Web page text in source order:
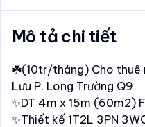
Mô tả chi tiết
☘️(10tr/tháng) Cho thuê
Lưu P, Long Trường Q9
✨DT 4m x 15m (60m2)
✨Thiết kế 1T2L 3PN